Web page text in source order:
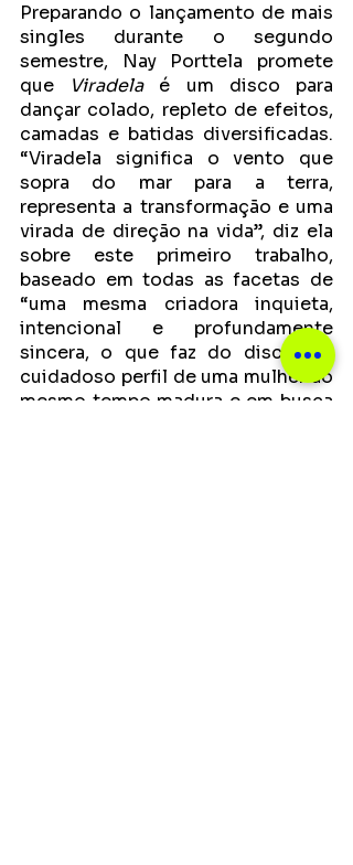
Preparando o lançamento de mais
singles durante o segundo
semestre, Nay Porttela promete
que
Viradela é um disco para
dançar colado, repleto de efeitos,
camadas e batidas diversificadas.
“Viradela significa o vento que
sopra do mar para a terra,
representa a transformação e uma
virada de direção na vida”, diz ela
sobre este primeiro trabalho,
baseado em todas as facetas de
“uma mesma criadora inquieta,
intencional e profundamente
sincera, o que faz do disco um
cuidadoso perfil de uma mulher ao
mesmo tempo madura e em busca